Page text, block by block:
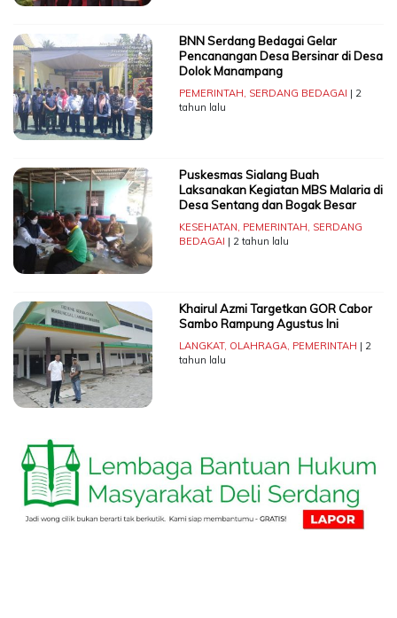
BNN Serdang Bedagai Gelar
Pencanangan Desa Bersinar di Desa
Dolok Manampang
PEMERINTAH, SERDANG BEDAGAI | 2
tahun lalu
Puskesmas Sialang Buah
Laksanakan Kegiatan MBS Malaria di
Desa Sentang dan Bogak Besar
KESEHATAN, PEMERINTAH, SERDANG
BEDAGAI | 2 tahun lalu
Khairul Azmi Targetkan GOR Cabor
Sambo Rampung Agustus Ini
LANGKAT, OLAHRAGA, PEMERINTAH | 2
tahun lalu